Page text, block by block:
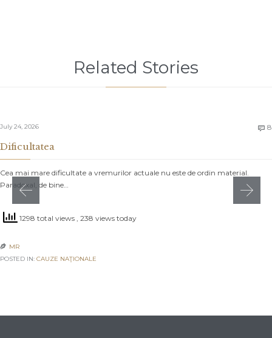
Related Stories
July 24, 2026  8
Dificultatea
Cea mai mare dificultate a vremurilor actuale nu este de ordin material.
Paradoxal, de bine…
1298 total views , 238 views today
 MR
POSTED IN: CAUZE NAŢIONALE